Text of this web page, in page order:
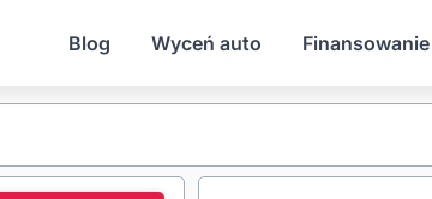
Blog Wyceń auto Finansowanie